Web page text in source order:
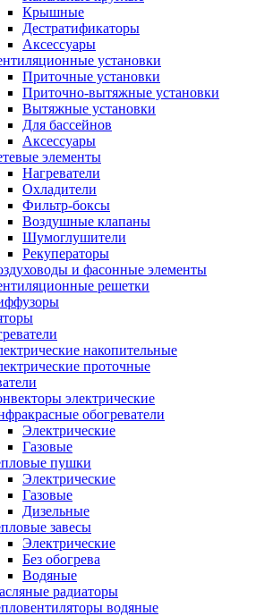
Крышные
Дестратификаторы
Аксессуары
установки
Приточные установки
Приточно-вытяжные установки
Вытяжные установки
Для бассейнов
Аксессуары
элементы
Нагреватели
Охладители
Фильтр-боксы
Воздушные клапаны
Шумоглушители
Рекуператоры
и фасонные элементы
решетки
накопительные
проточные
электрические
обогреватели
Электрические
Газовые
пушки
Электрические
Газовые
Дизельные
завесы
Электрические
Без обогрева
Водяные
радиаторы
водяные